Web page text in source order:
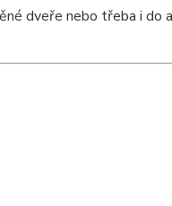
dveře nebo třeba i do